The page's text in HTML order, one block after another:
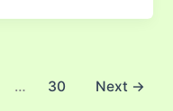
… 30 Next →